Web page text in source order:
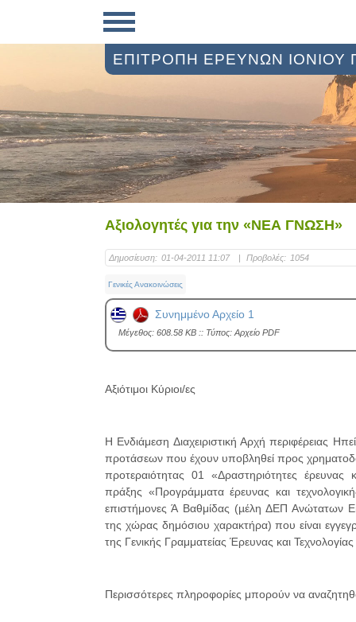
ΕΠΙΤΡΟΠΗ ΕΡΕΥΝΩΝ ΙΟΝΙΟΥ
Αξιολογητές για την «ΝΕΑ ΓΝΩΣΗ»
Δημοσίευση: 01-04-2011 11:07 | Προβολές: 1054
Γενικές Ανακοινώσεις
Συνημμένο Αρχείο 1
Mέγεθος: 608.58 KB :: Τύπος: Αρχείο PDF
Αξιότιμοι Κύριοι/ες
Η Ενδιάμεση Διαχειριστική Αρχή περιφέρειας
προτάσεων που έχουν υποβληθεί προς
προτεραιότητας 01 «Δραστηριότητες έρευνας
πράξης «Προγράμματα έρευνας και
επιστήμονες Ά Βαθμίδας (µέλη ΔΕΠ Ανώτατων
της χώρας δημόσιου χαρακτήρα) που είναι
της Γενικής Γραμματείας Έρευνας και
Περισσότερες πληροφορίες μπορούν να